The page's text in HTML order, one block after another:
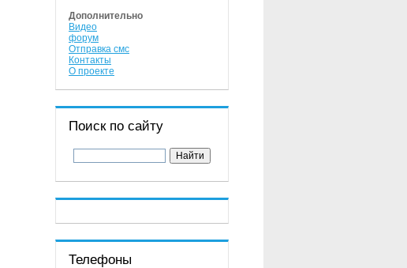
Дополнительно
Видео
форум
Отправка смс
Контакты
О проекте
Поиск по сайту
Телефоны